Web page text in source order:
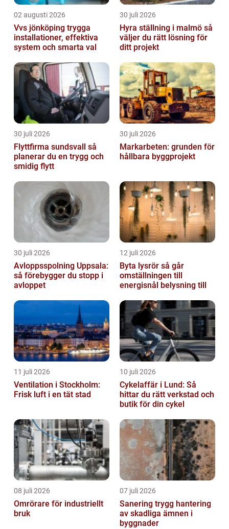
02 augusti 2026
Vvs jönköping trygga
installationer, effektiva
system och smarta val
30 juli 2026
Hyra ställning i malmö så
väljer du rätt lösning för
ditt projekt
30 juli 2026
Flyttfirma sundsvall så
planerar du en trygg och
smidig flytt
30 juli 2026
Markarbeten: grunden för
hållbara byggprojekt
30 juli 2026
Avloppsspolning Uppsala:
så förebygger du stopp i
avloppet
12 juli 2026
Byta lysrör så går
omställningen till
energisnål belysning till
11 juli 2026
Ventilation i Stockholm:
Frisk luft i en tät stad
10 juli 2026
Cykelaffär i Lund: Så
hittar du rätt verkstad och
butik för din cykel
08 juli 2026
Omrörare för industriellt
bruk
07 juli 2026
Sanering trygg hantering
av skadliga ämnen i
byggnader